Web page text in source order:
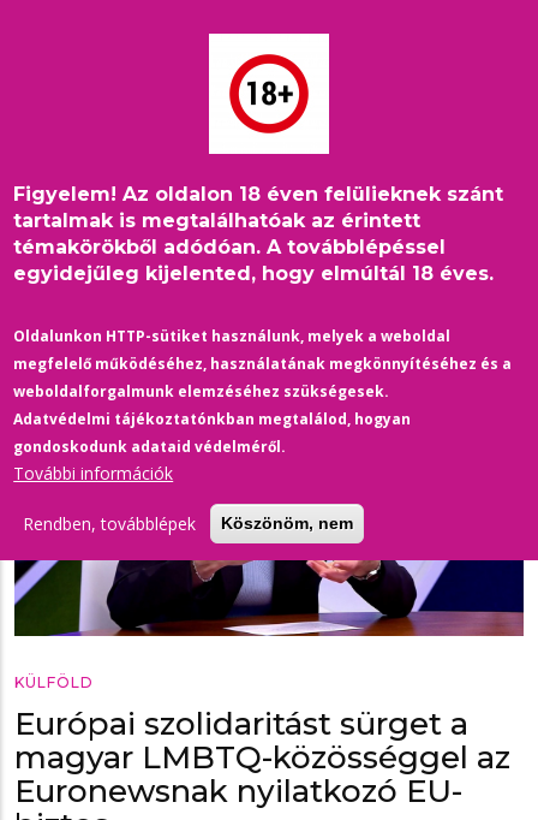
Figyelem! Az oldalon 18 éven felülieknek szánt
tartalmak is megtalálhatóak az érintett
témakörökből adódóan. A továbblépéssel
egyidejűleg kijelented, hogy elmúltál 18 éves.
Oldalunkon HTTP-sütiket használunk, melyek a weboldal
megfelelő működéséhez, használatának megkönnyítéséhez és a
weboldalforgalmunk elemzéséhez szükségesek.
Adatvédelmi tájékoztatónkban megtalálod, hogyan
gondoskodunk adataid védelméről.
További információk
Rendben, továbblépek Köszönöm, nem
Morzsa
Címlap /Külföld /
Európai szolidaritást sürget a magyar LMBTQ-közösséggel az
Euronewsnak nyilatkozó EU-biztos
KÜLFÖLD
Európai szolidaritást sürget a
magyar LMBTQ-közösséggel az
Euronewsnak nyilatkozó EU-